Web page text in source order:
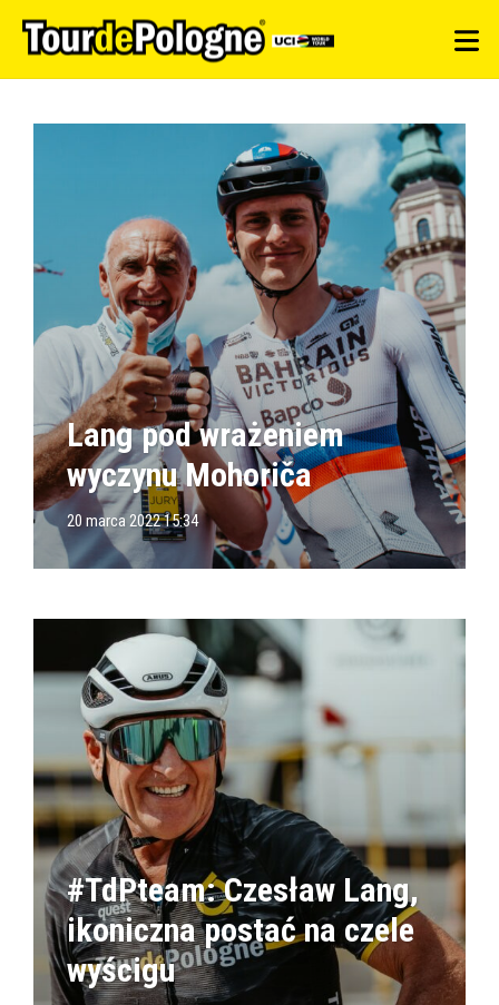
Lang pod wrażeniem
wyczynu Mohoriča
20 marca 2022 15:34
#TdPteam: Czesław Lang,
ikoniczna postać na czele
wyścigu